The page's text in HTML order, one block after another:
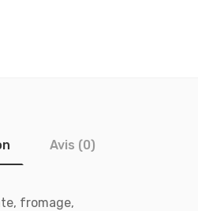
Avis (0)
fromage,